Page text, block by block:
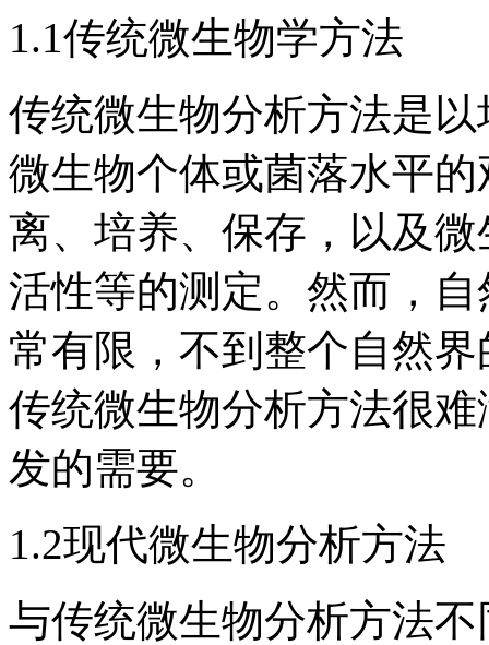
1.1传统微生物学方法
传统微生物分析方法是
微生物个体或菌落水平
离、培养、保存，以及
活性等的测定。然而，
常有限，不到整个自然
传统微生物分析方法很
发的需要。
1.2现代微生物分析方法
与传统微生物分析方法